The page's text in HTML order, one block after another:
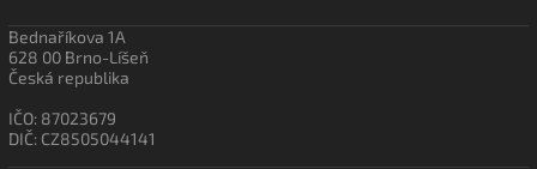
Bednaříkova 1A
628 00 Brno-Líšeň
Česká republika
IČO: 87023679
DIČ: CZ8505044141